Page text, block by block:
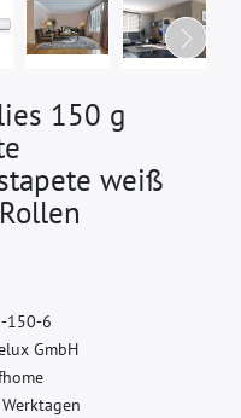
150 g
weiß
-150-6
lux GmbH
home